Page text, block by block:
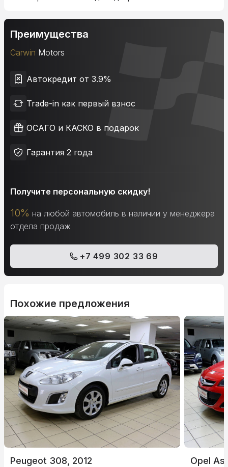
Преимущества
Carwin Motors
Автокредит от 3.9%
Trade-in как первый взнос
ОСАГО и КАСКО в подарок
Гарантия 2 года
Получите персональную скидку!
10% на любой автомобиль в наличии у менеджера
отдела продаж
+7 499 302 33 69
Похожие предложения
Peugeot 308, 2012 Opel